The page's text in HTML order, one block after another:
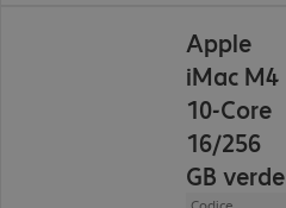
Apple
iMac M4
10-Core
16/256
GB verde